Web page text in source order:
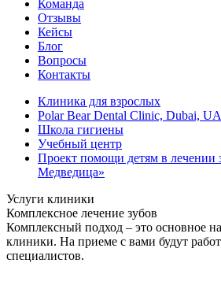
Команда
Отзывы
Кейсы
Блог
Вопросы
Контакты
Клиника для взрослых
Polar Bear Dental Clinic, Dubai,
Школа гигиены
Учебный центр
Проект помощи детям в лечении
Медведица»
Услуги клиники
Комплексное лечение зубов
Комплексный подход – это основное
клиники. На приеме с вами будут
специалистов.